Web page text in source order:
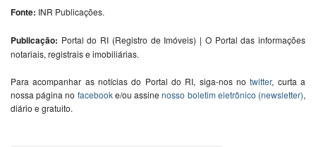
Fonte: INR Publicações.
Publicação: Portal do RI (Registro de Imóveis) | O Portal das informações
notariais, registrais e imobiliárias.
Para acompanhar as notícias do Portal do RI, siga-nos notwitter, curta a
nossa página no facebooke/ou assinenosso boletim eletrônico (newsletter),
diário e gratuito.